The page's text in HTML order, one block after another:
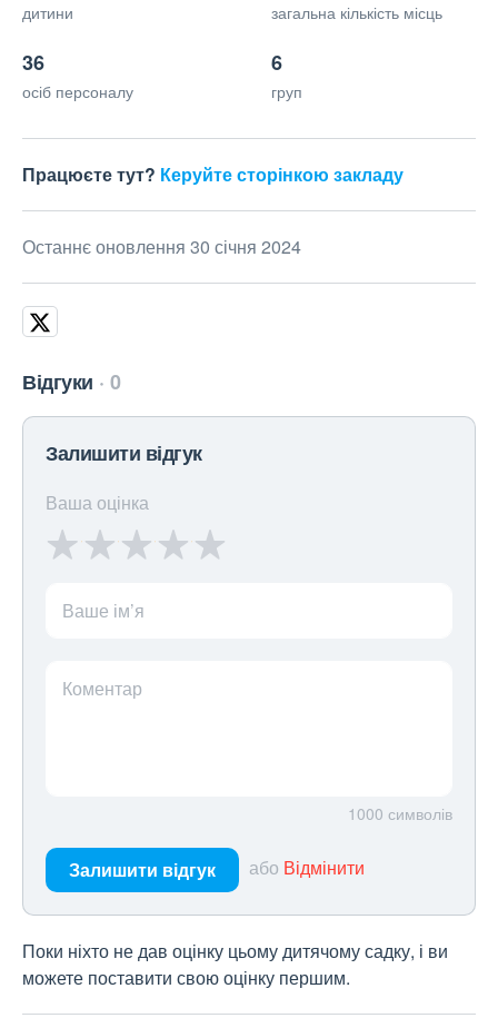
дитини загальна кількість місць
36
осіб персоналу
6
груп
Працюєте тут? Керуйте сторінкою закладу
Останнє оновлення 30 січня 2024
Відгуки 0
Залишити відгук
Ваша оцінка
Ваше ім’я
Коментар
1000 символів
Залишити відгук або Відмінити
Поки ніхто не дав оцінку цьому дитячому садку, і ви
можете поставити свою оцінку першим.